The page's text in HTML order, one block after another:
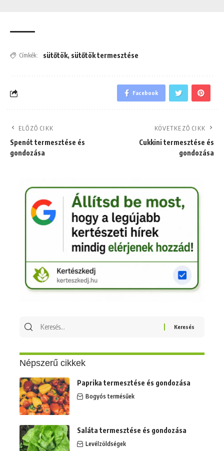
Címkék: sütőtök, sütőtök termesztése
Facebook
ELŐZŐ CIKK
Spenót termesztése és
gondozása
KÖVETKEZŐ CIKK
Cukkini termesztése és
gondozása
Keresés
Népszerű cikkek
Paprika termesztése és gondozása
Bogyós termésűek
Saláta termesztése és gondozása
Levélzöldségek